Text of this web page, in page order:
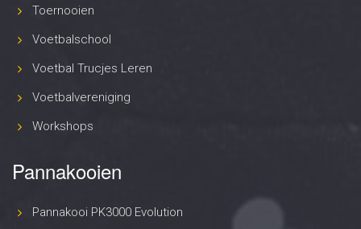
Toernooien
Voetbalschool
Voetbal Trucjes Leren
Voetbalvereniging
Workshops
Pannakooien
Pannakooi PK3000 Evolution